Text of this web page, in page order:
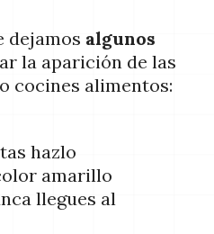
dejamos algunos
la aparición de las
cocines alimentos:
hazlo
amarillo
llegues al